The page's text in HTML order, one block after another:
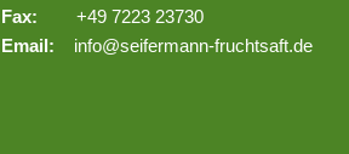
Fax:
+49 7223 23730
Email: info@seifermann-fruchtsaft.de